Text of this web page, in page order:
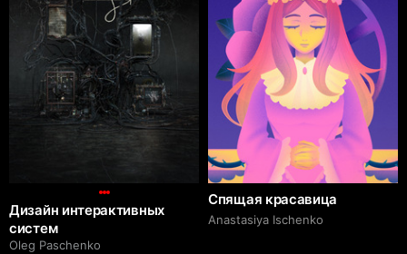
Дизайн интерактивных
систем
Oleg Paschenko
Спящая красавица
Anastasiya Ischenko